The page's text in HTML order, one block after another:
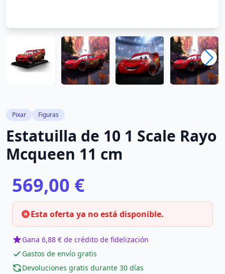
Pixar Figuras
Estatuilla de 10 1 Scale Rayo
Mcqueen 11 cm
569,00 €
Esta oferta ya no está disponible.
Gana 6,88 € de crédito de fidelización
Gastos de envío gratis
Devoluciones gratis durante 30 días